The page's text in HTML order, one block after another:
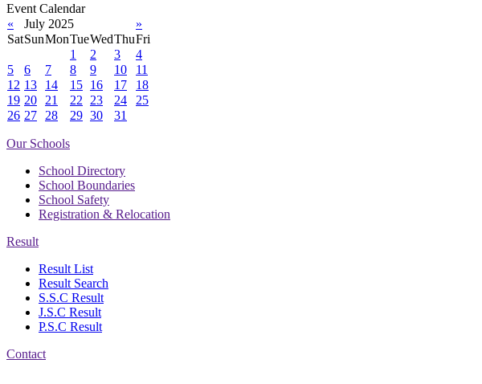
Event Calendar
«
July 2025
»
SatSunMonTueWedThuFri
1
2 3
4
5
6 7 8 9 10
11
12 13 14 15 16 17
18
19 20 21 22 23 24
25
26 27 28 29 30 31
Our Schools
School Directory
School Boundaries
School Safety
Registration & Relocation
Result
Result List
Result Search
S.S.C Result
J.S.C Result
P.S.C Result
Contact